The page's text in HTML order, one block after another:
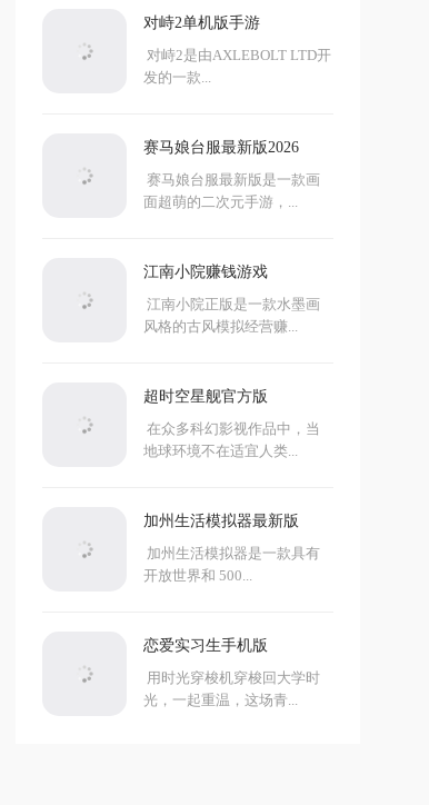
对峙2单机版手游
对峙2是由AXLEBOLT LTD开
发的一款...
赛马娘台服最新版2026
赛马娘台服最新版是一款画
面超萌的二次元手游，...
江南小院赚钱游戏
江南小院正版是一款水墨画
风格的古风模拟经营赚...
超时空星舰官方版
在众多科幻影视作品中，当
地球环境不在适宜人类...
加州生活模拟器最新版
加州生活模拟器是一款具有
开放世界和 500...
恋爱实习生手机版
用时光穿梭机穿梭回大学时
光，一起重温，这场青...